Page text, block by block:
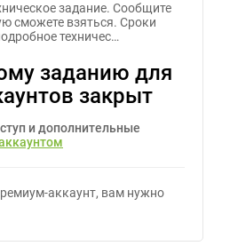
задание. Сообщите
сможете взяться. Сроки
техничес…
заданию для
закрыт
и дополнительные
аккаунт, вам нужно